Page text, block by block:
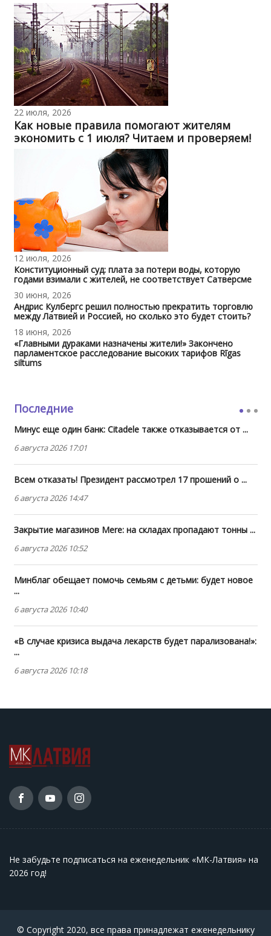
22 июля, 2026
Как новые правила помогают жителям
экономить с 1 июля? Читаем и проверяем!
12 июля, 2026
Конституционный суд: плата за потери воды, которую
годами взимали с жителей, не соответствует Сатверсме
30 июня, 2026
Андрис Кулбергс решил полностью прекратить торговлю
между Латвией и Россией, но сколько это будет стоить?
18 июня, 2026
«Главными дураками назначены жители!» Закончено
парламентское расследование высоких тарифов Rīgas
siltums
Последние
Минус еще один банк: Citadele также отказывается от ...
6 августа 2026 17:01
Всем отказать! Президент рассмотрел 17 прошений о ...
6 августа 2026 14:47
Закрытие магазинов Mere: на складах пропадают тонны ...
6 августа 2026 10:52
Минблаг обещает помочь семьям с детьми: будет новое
...
6 августа 2026 10:40
«В случае кризиса выдача лекарств будет парализована!»:
...
6 августа 2026 10:18
Не забудьте подписаться на еженедельник «МК-Латвия» на
2026 год!
© Copyright 2020, все права принадлежат еженедельнику